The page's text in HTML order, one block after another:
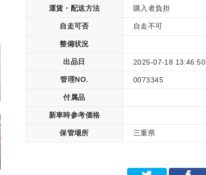
運賃・配送方法 購入者負担
自走可否 自走不可
整備状況
出品日 2025-07-18 13:46:50
管理NO. 0073345
付属品
新車時参考価格
保管場所 三重県